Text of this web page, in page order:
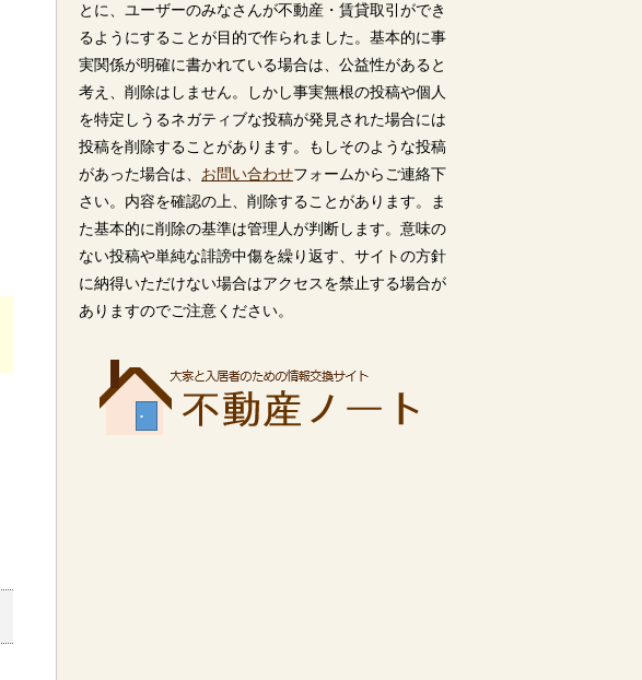
とに、ユーザーのみなさんが不動産・賃貸取引ができ
るようにすることが目的で作られました。基本的に事
実関係が明確に書かれている場合は、公益性があると
考え、削除はしません。しかし事実無根の投稿や個人
を特定しうるネガティブな投稿が発見された場合には
投稿を削除することがあります。もしそのような投稿
があった場合は、 お問い合わせフォームからご連絡下
さい。内容を確認の上、削除することがあります。ま
た基本的に削除の基準は管理人が判断します。意味の
ない投稿や単純な誹謗中傷を繰り返す、サイトの方針
に納得いただけない場合はアクセスを禁止する場合が
ありますのでご注意ください。